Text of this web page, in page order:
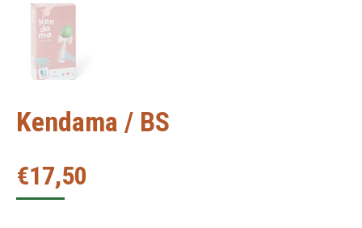
Kendama / BS
€17,50